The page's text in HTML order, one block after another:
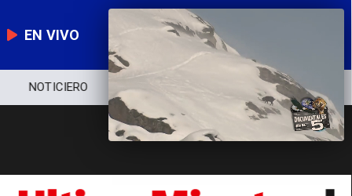
EN VIVO
NOTICIERO POLÍTICA ECONOMÍA